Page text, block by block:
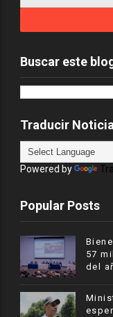
Buscar este
Traducir
Powered by
Popular Posts
57
del